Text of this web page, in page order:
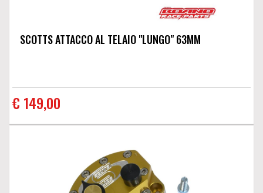
SCOTTS ATTACCO AL TELAIO "LUNGO" 63MM
€ 149,00